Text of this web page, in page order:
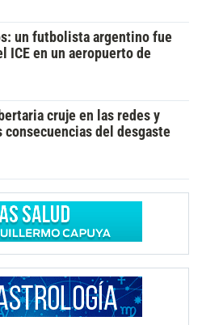
un futbolista argentino fue
ICE en un aeropuerto de
cruje en las redes y
del desgaste